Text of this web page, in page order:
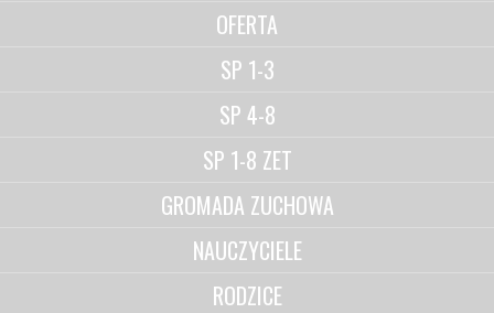
OFERTA
SP 1-3
SP 4-8
SP 1-8 ZET
GROMADA ZUCHOWA
NAUCZYCIELE
RODZICE